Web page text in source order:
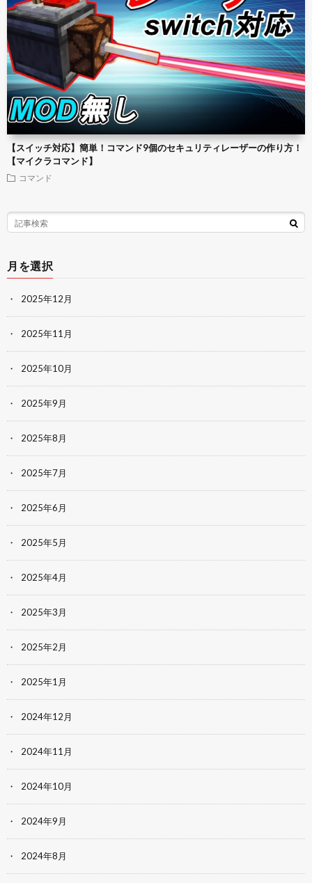
【スイッチ対応】簡単！コマンド9個のセキュリティレーザーの作り方！
【マイクラコマンド】
コマンド
月を選択
2025年12月
2025年11月
2025年10月
2025年9月
2025年8月
2025年7月
2025年6月
2025年5月
2025年4月
2025年3月
2025年2月
2025年1月
2024年12月
2024年11月
2024年10月
2024年9月
2024年8月